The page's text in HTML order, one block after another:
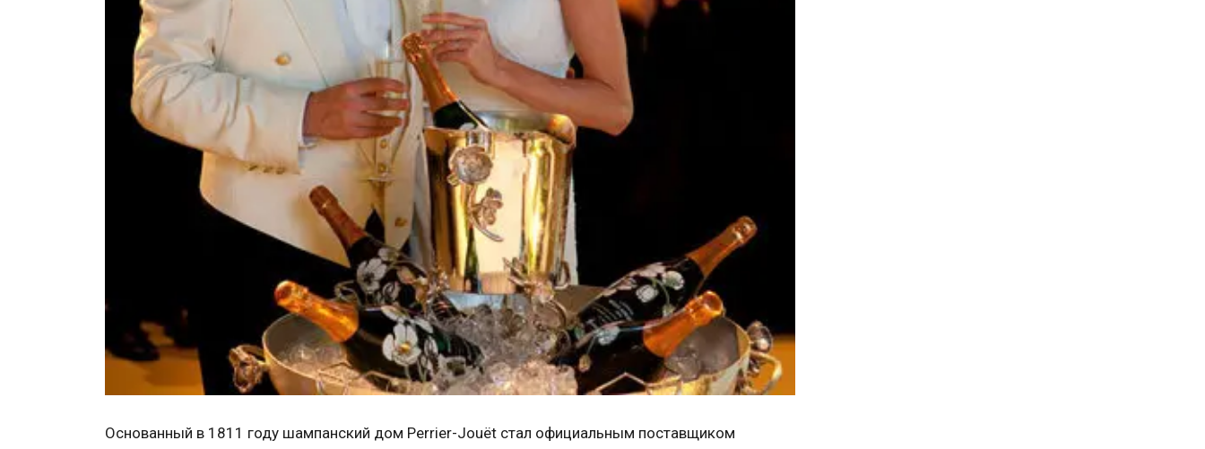
Основанный в 1811 году шампанский дом Perrier-Jouët стал официальным поставщиком